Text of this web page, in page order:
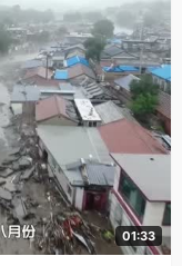
01:33